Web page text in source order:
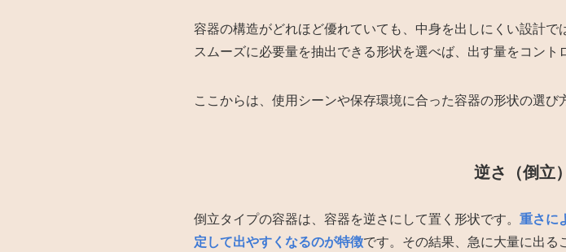
容器の構造がどれほど優れていても、中身を出しにくい設計で
スムーズに必要量を抽出できる形状を選べば、出す量をコント
ここからは、使用シーンや保存環境に合った容器の形状の選び
逆さ（倒立
倒立タイプの容器は、容器を逆さにして置く形状です。 重さに
定して出やすくなるのが特徴です。その結果、急に大量に出る